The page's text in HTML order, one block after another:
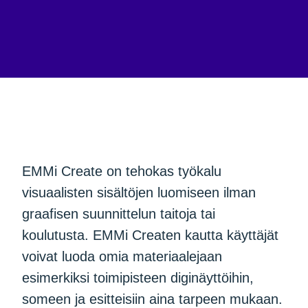
EMMi Create on tehokas työkalu
visuaalisten sisältöjen luomiseen ilman
graafisen suunnittelun taitoja tai
koulutusta. EMMi Createn kautta käyttäjät
voivat luoda omia materiaalejaan
esimerkiksi toimipisteen diginäyttöihin,
someen ja esitteisiin aina tarpeen mukaan.